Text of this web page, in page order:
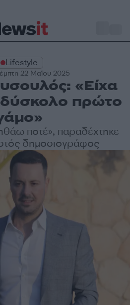
Lifestyle
22 Μαΐου 2025
«Είχα
πρώτο
ποτέ», παραδέχτηκε
δημοσιογράφος